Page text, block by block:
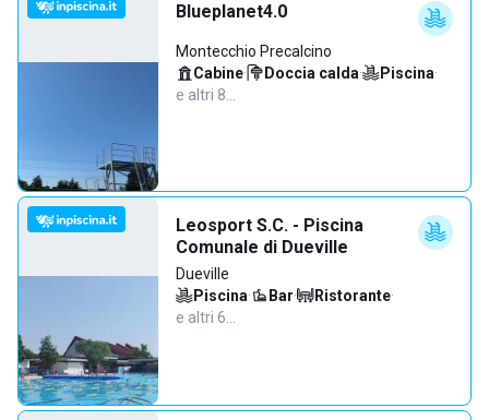
Blueplanet4.0
Montecchio Precalcino
Cabine· Doccia calda· Piscina·
e altri 8…
Leosport S.C. - Piscina
Comunale di Dueville
Dueville
Piscina· Bar· Ristorante·
e altri 6…